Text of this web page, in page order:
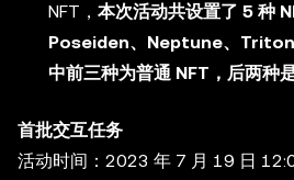
NFT， 本次活动共设置了 5 种
Poseiden、Neptune、
中前三种为普通 NFT，后两种
首批交互任务
活动时间：2023 年 7 月 19 日